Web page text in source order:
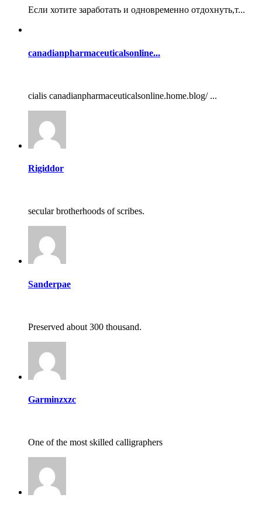
Если хотите заработать и одновременно отдохнуть,т...
canadianpharmaceuticalsonline...
cialis canadianpharmaceuticalsonline.home.blog/ ...
Rigiddor
secular brotherhoods of scribes.
Sanderpae
Preserved about 300 thousand.
Garminzxzc
One of the most skilled calligraphers